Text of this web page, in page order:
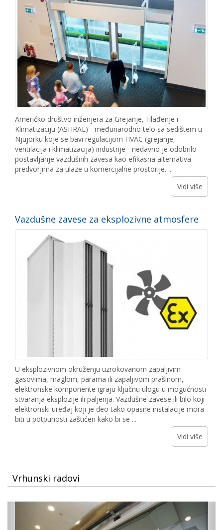
Američko društvo inženjera za Grejanje, Hlađenje i
Klimatizaciju (ASHRAE) - međunarodno telo sa sedištem u
Njujorku koje se bavi regulacijom HVAC (grejanje,
ventilacija i klimatizacija) industrije - nedavno je odobrilo
postavljanje vazdušnih zavesa kao efikasna alternativa
predvorjima za ulaze u komercijalne prostorije. ...
Vidi više
Vazdušne zavese za eksplozivne atmosfere
U eksplozivnom okruženju uzrokovanom zapaljivim
gasovima, maglom, parama ili zapaljivom prašinom,
elektronske komponente igraju ključnu ulogu u mogućnosti
stvaranja eksplozije ili paljenja. Vazdušne zavese ili bilo koji
elektronski uređaj koji je deo tako opasne instalacije mora
biti u potpunosti zaštićen kako bi se ...
Vidi više
Vrhunski radovi